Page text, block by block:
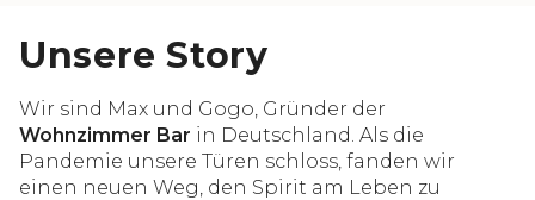
Unsere Story
Wir sind Max und Gogo, Gründer der
Wohnzimmer Bar in Deutschland. Als die
Pandemie unsere Türen schloss, fanden wir
einen neuen Weg, den Spirit am Leben zu